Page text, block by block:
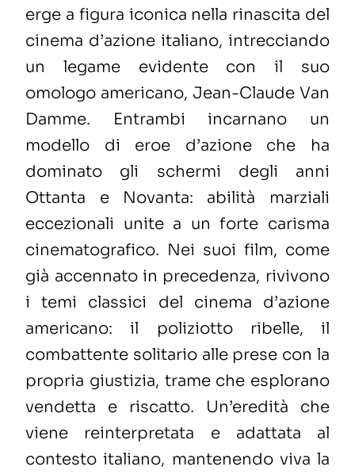
erge a figura iconica nella rinascita del
cinema d’azione italiano, intrecciando
un legame evidente con il suo
omologo americano, Jean-Claude Van
Damme. Entrambi incarnano un
modello di eroe d’azione che ha
dominato gli schermi degli anni
Ottanta e Novanta: abilità marziali
eccezionali unite a un forte carisma
cinematografico. Nei suoi film, come
già accennato in precedenza, rivivono
i temi classici del cinema d’azione
americano: il poliziotto ribelle, il
combattente solitario alle prese con la
propria giustizia, trame che esplorano
vendetta e riscatto. Un’eredità che
viene reinterpretata e adattata al
contesto italiano, mantenendo viva la